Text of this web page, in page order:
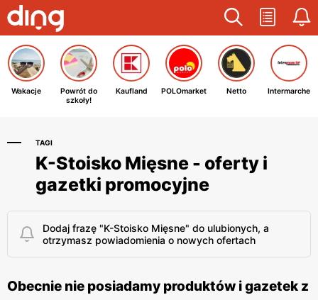
Wakacje
Powrót do
szkoły!
Kaufland POLOmarket Netto Intermarche
TAGI
K-Stoisko Mięsne - oferty i
gazetki promocyjne
Dodaj frazę "K-Stoisko Mięsne" do ulubionych, a
otrzymasz powiadomienia o nowych ofertach
Obecnie nie posiadamy produktów i gazetek z